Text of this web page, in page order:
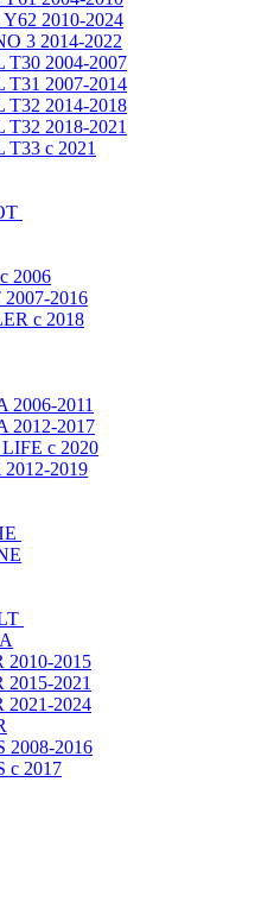
2010-2024
3 2014-2022
2004-2007
2007-2014
2014-2018
2018-2021
с 2021
2006
2016
с 2018
2006-2011
2012-2017
с 2020
2019
2010-2015
2015-2021
2021-2024
2008-2016
с 2017